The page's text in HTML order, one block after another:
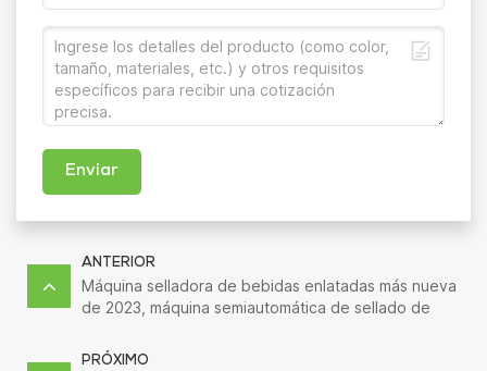
Enviar
ANTERIOR
Máquina selladora de bebidas enlatadas más nueva
de 2023, máquina semiautomática de sellado de
PRÓXIMO